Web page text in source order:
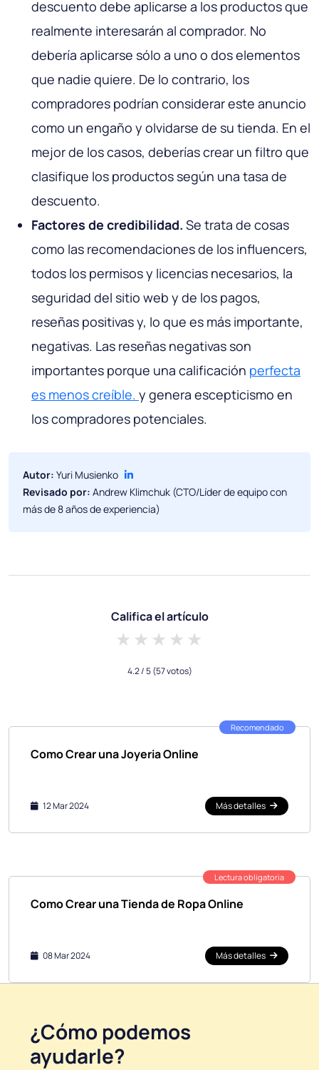
descuento debe aplicarse a los productos que
realmente interesarán al comprador. No
debería aplicarse sólo a uno o dos elementos
que nadie quiere. De lo contrario, los
compradores podrían considerar este anuncio
como un engaño y olvidarse de su tienda. En el
mejor de los casos, deberías crear un filtro que
clasifique los productos según una tasa de
descuento.
Factores de credibilidad. Se trata de cosas
como las recomendaciones de los influencers,
todos los permisos y licencias necesarios, la
seguridad del sitio web y de los pagos,
reseñas positivas y, lo que es más importante,
negativas. Las reseñas negativas son
importantes porque una calificación perfecta
es menos creíble. y genera escepticismo en
los compradores potenciales.
Autor: Yuri Musienko
Revisado por: Andrew Klimchuk (CTO/Líder de equipo con
más de 8 años de experiencia)
Califica el artículo
4 stars
3 stars
2 stars
1 star
4.2/ 5(57 votos)
Recomendado
Como Crear una Joyeria Online
12 Mar 2024 Más detalles
Lectura obligatoria
Como Crear una Tienda de Ropa Online
08 Mar 2024 Más detalles
¿Cómo podemos
ayudarle?